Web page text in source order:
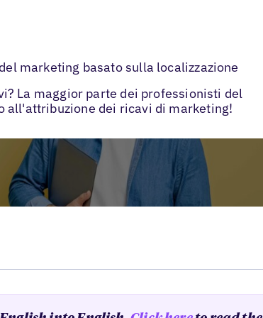
marketing basato sulla localizzazione
La maggior parte dei professionisti del
all'attribuzione dei ricavi di marketing!